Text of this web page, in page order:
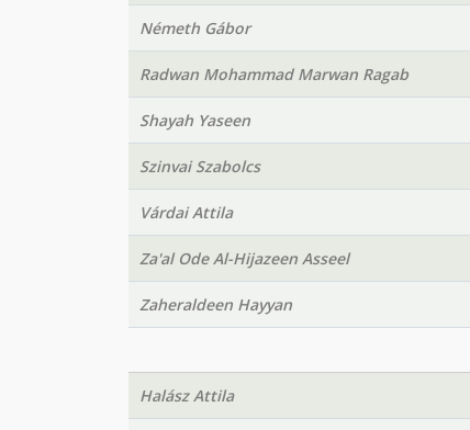
Németh Gábor
Radwan Mohammad Marwan Ragab
Shayah Yaseen
Szinvai Szabolcs
Várdai Attila
Za'al Ode Al-Hijazeen Asseel
Zaheraldeen Hayyan
Halász Attila